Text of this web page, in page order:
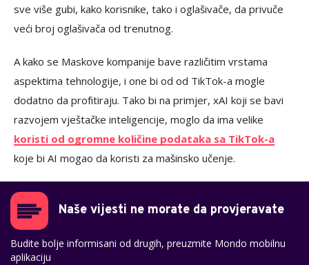
sve više gubi, kako korisnike, tako i oglašivače, da privuče
veći broj oglašivača od trenutnog.
A kako se Maskove kompanije bave različitim vrstama
aspektima tehnologije, i one bi od od TikTok-a mogle
dodatno da profitiraju. Tako bi na primjer, xAI koji se bavi
razvojem vještačke inteligencije, moglo da ima velike
koristi od ogromne količine podataka sa TikTok-a
koje bi AI mogao da koristi za mašinsko učenje.
Naše vijesti ne morate da provjeravate
Budite bolje informisani od drugih, preuzmite Mondo mobilnu
aplikaciju